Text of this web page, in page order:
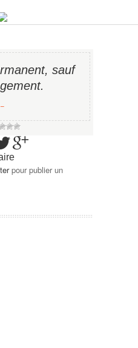
sauf
−
pour publier un